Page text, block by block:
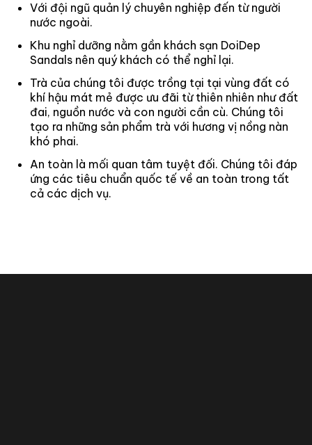
Với đội ngũ quản lý chuyên nghiệp đến từ người
nước ngoài.
Khu nghỉ dưỡng nằm gần khách sạn DoiDep
Sandals nên quý khách có thể nghỉ lại.
Trà của chúng tôi được trồng tại tại vùng đất có
khí hậu mát mẻ được ưu đãi từ thiên nhiên như đất
đai, nguồn nước và con người cần cù. Chúng tôi
tạo ra những sản phẩm trà với hương vị nồng nàn
khó phai.
An toàn là mối quan tâm tuyệt đối. Chúng tôi đáp
ứng các tiêu chuẩn quốc tế về an toàn trong tất
cả các dịch vụ.